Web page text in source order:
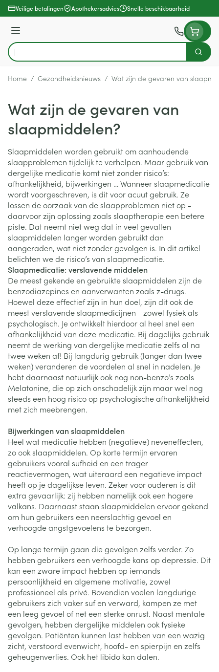
Ga naar de inhoud
Veilige betalingen Apothekersadvies Snelle beschikbaarheid
Menu
Product, merk, categorie...
Zoek
Home / Gezondheidsnieuws / Wat zijn de gevaren van
Wat zijn de gevaren van
slaapmiddelen?
Slaapmiddelen worden gebruikt om aanhoudende
slaapproblemen tijdelijk te verhelpen. Maar gebruik van
dergelijke medicatie komt niet zonder risico’s:
afhankelijkheid, bijwerkingen … Wanneer slaapmedicatie
wordt voorgeschreven, is dit voor acuut gebruik. Ze
lossen de oorzaak van de slaapproblemen niet op -
daarvoor zijn oplossing zoals slaaptherapie een betere
piste. Dat neemt niet weg dat in veel gevallen
slaapmiddelen langer worden gebruikt dan
aangeraden, wat niet zonder gevolgen is. In dit artikel
belichten we de risico’s van slaapmedicatie.
Slaapmedicatie: verslavende middelen
De meest gekende en gebruikte slaapmiddelen zijn de
benzodiazepines en aanverwanten zoals z-drugs.
Hoewel deze effectief zijn in hun doel, zijn dit ook de
meest verslavende slaapmedicijnen - zowel fysiek als
psychologisch. Je ontwikkelt hierdoor al heel snel een
afhankelijkheid van deze medicatie. Bij dagelijks gebruik
neemt de werking van dergelijke medicatie zelfs al na
twee weken af! Bij langdurig gebruik (langer dan twee
weken) veranderen de voordelen al snel in nadelen. Je
hebt daarnaast natuurlijk ook nog non-benzo’s zoals
Melatonine, die op zich onschadelijk zijn maar wel nog
steeds een hoog risico op psychologische afhankelijkheid
met zich meebrengen.
Bijwerkingen van slaapmiddelen
Heel wat medicatie hebben (negatieve) neveneffecten,
zo ook slaapmiddelen. Op korte termijn ervaren
gebruikers vooral sufheid en een trager
reactievermogen, wat uiteraard een negatieve impact
heeft op je dagelijkse leven. Zeker voor ouderen is dit
extra gevaarlijk: zij hebben namelijk ook een hogere
valkans. Daarnaast staan slaapmiddelen ervoor gekend
om hun gebruikers een neerslachtig gevoel en
verhoogde angstgevoelens te bezorgen.
Op lange termijn gaan die gevolgen zelfs verder. Zo
hebben gebruikers een verhoogde kans op depressie. Dit
kan een zware impact hebben op iemands
persoonlijkheid en algemene motivatie, zowel
professioneel als privé. Bovendien voelen langdurige
gebruikers zich vaker suf en verward, kampen ze met
een leeg gevoel of net een sterke onrust. Naast mentale
gevolgen, hebben dergelijke middelen ook fysieke
gevolgen. Patiënten kunnen last hebben van een wazig
zicht, verstoord evenwicht, hoofd- en spierpijn en zelfs
geheugenverlies. Ook het libido kan dalen.